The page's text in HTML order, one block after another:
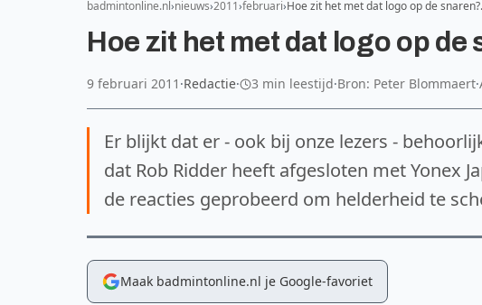
badmintonline.nl nieuws 2011 februari Hoe zit het met dat logo op de
Hoe zit het met dat logo op de
9 februari 2011 ·Redactie· 3 min leestijd·Bron: Peter Blommaert·
Er blijkt dat er - ook bij onze lezers -
dat Rob Ridder heeft afgesloten met Yonex
de reacties geprobeerd om helderheid te
Maak badmintonline.nl je Google-favoriet